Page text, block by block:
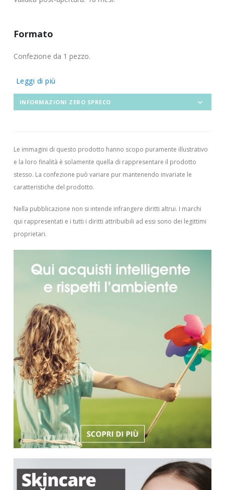
Formato
Confezione da 1 pezzo.
Leggi di più
INFORMAZIONI ZERO SPRECO
Le immagini di questo prodotto hanno scopo puramente illustrativo
e la loro finalità è solamente quella di rappresentare il prodotto
stesso. La confezione può variare pur mantenendo invariate le
caratteristiche del prodotto.
Nella pubblicazione non si intende infrangere diritti altrui. I marchi
qui rappresentati e i tutti i diritti attribuibili ad essi sono dei legittimi
proprietari.